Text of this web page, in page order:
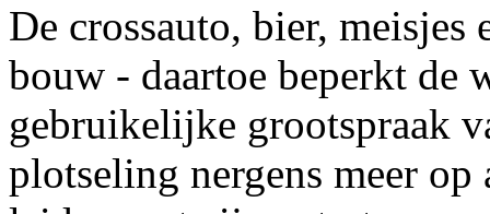
De crossauto, bier,
bouw - daartoe beperkt de
gebruikelijke grootspraak
plotseling nergens meer